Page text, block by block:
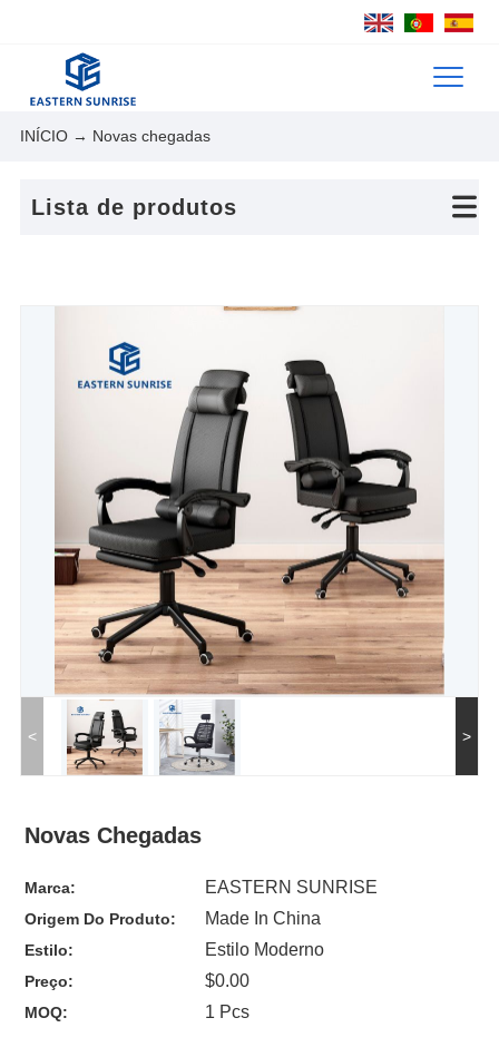
INÍCIO→ Novas chegadas
Lista de produtos
>
<
Novas Chegadas
Marca: EASTERN SUNRISE
Origem Do Produto: Made In China
Estilo: Estilo Moderno
Preço: $0.00
MOQ: 1 Pcs